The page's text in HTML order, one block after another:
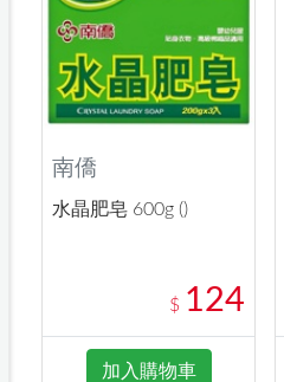
南僑
水晶肥皂 600g ()
$ 124
加入購物車